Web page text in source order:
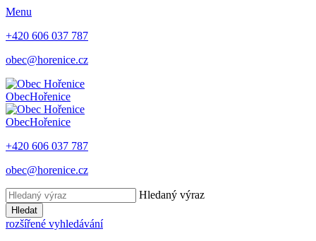
Menu
+420 606 037 787
obec@horenice.cz
ObecHořenice
ObecHořenice
+420 606 037 787
obec@horenice.cz
Hledaný výraz
Hledat
rozšířené vyhledávání